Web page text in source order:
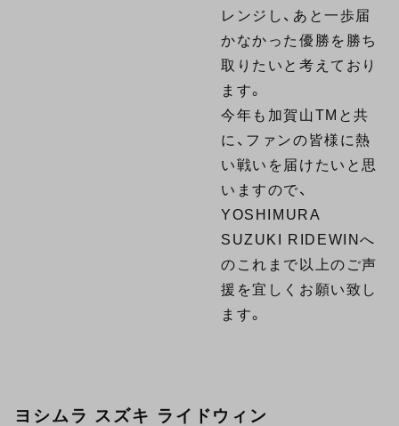
レンジし、あと一歩届
かなかった優勝を勝ち
取りたいと考えており
ます。
今年も加賀山TMと共
に、ファンの皆様に熱
い戦いを届けたいと思
いますので、
YOSHIMURA
SUZUKI RIDEWINへ
のこれまで以上のご声
援を宜しくお願い致し
ます。
ヨシムラ スズキ ライドウィン